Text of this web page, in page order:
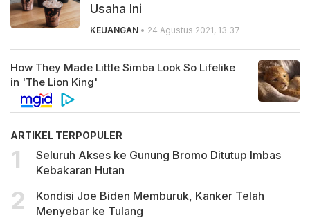
Usaha Ini
KEUANGAN • 24 Agustus 2021, 13.37
ARTIKEL TERPOPULER
Seluruh Akses ke Gunung Bromo Ditutup Imbas
Kebakaran Hutan
Kondisi Joe Biden Memburuk, Kanker Telah
Menyebar ke Tulang